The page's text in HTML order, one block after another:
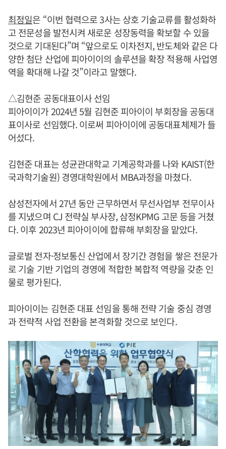
최정일은 “이번 협력으로 3사는 상호 기술교류를 활성화하
고 전문성을 발전시켜 새로운 성장동력을 확보할 수 있을
것으로 기대된다”며 “앞으로도 이차전지, 반도체와 같은 다
양한 첨단 산업에 피아이이의 솔루션을 확장 적용해 사업영
역을 확대해 나갈 것”이라고 말했다.
△김현준 공동대표이사 선임
피아이이가 2024년 5월 김현준 피아이이 부회장을 공동대
표이사로 선임했다. 이로써 피아이이에 공동대표체제가 들
어섰다.
김현준 대표는 성균관대학교 기계공학과를 나와 KAIST(한
국과학기술원) 경영대학원에서 MBA과정을 마쳤다.
삼성전자에서 27년 동안 근무하면서 무선사업부 전무이사
를 지냈으며 CJ 전략실 부사장, 삼정KPMG 고문 등을 거쳤
다. 이후 2023년 피아이이에 합류해 부회장을 맡았다.
글로벌 전자·정보통신 산업에서 장기간 경험을 쌓은 전문가
로 기술 기반 기업의 경영에 적합한 복합적 역량을 갖춘 인
물로 평가된다.
피아이이는 김현준 대표 선임을 통해 전략 기술 중심 경영
과 전략적 사업 전환을 본격화할 것으로 보인다.